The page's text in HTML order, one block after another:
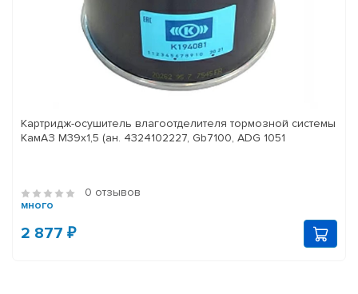
Картридж-осушитель влагоотделителя тормозной системы
КамАЗ M39x1,5 (ан. 4324102227, Gb7100, ADG 1051
0 отзывов
много
2 877 ₽